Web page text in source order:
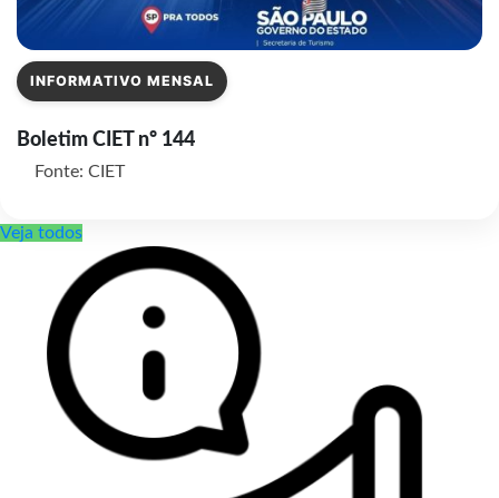
INFORMATIVO MENSAL
Boletim CIET nº 144
Fonte: CIET
Veja todos